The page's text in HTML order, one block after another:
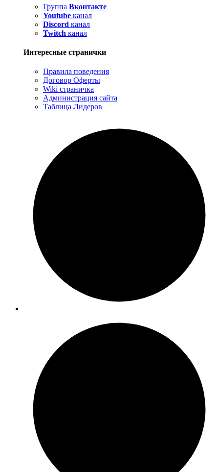
Группа Вконтакте
Youtube канал
Discord канал
Twitch канал
Интересные странички
Правила поведения
Договор Оферты
Wiki страничка
Администрация сайта
Таблица Лидеров